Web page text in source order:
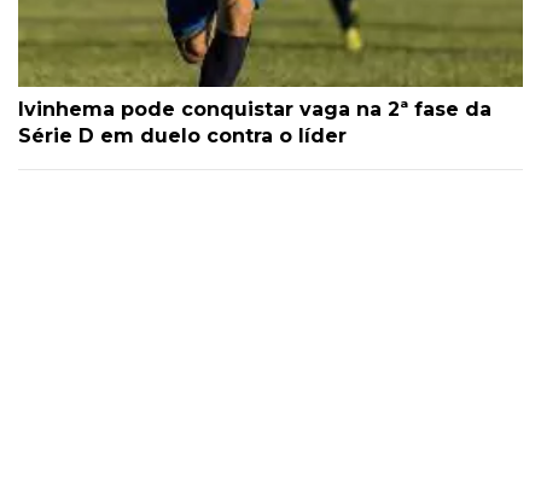
Ivinhema pode conquistar vaga na 2ª fase da
Série D em duelo contra o líder